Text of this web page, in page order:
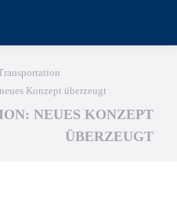
Konzept überzeugt
NEUES KONZEPT
ÜBERZEUGT